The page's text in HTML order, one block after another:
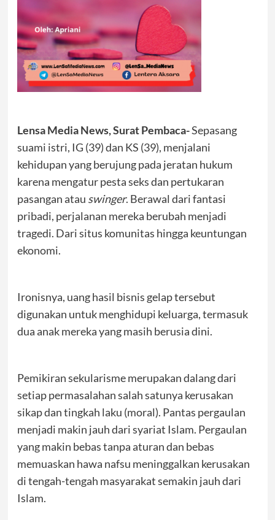
Lensa Media News, Surat Pembaca-Sepasang
suami istri, IG (39) dan KS (39), menjalani
kehidupan yang berujung pada jeratan hukum
karena mengatur pesta seks dan pertukaran
pasangan atau swinger. Berawal dari fantasi
pribadi, perjalanan mereka berubah menjadi
tragedi. Dari situs komunitas hingga keuntungan
ekonomi.
Ironisnya, uang hasil bisnis gelap tersebut
digunakan untuk menghidupi keluarga, termasuk
dua anak mereka yang masih berusia dini.
Pemikiran sekularisme merupakan dalang dari
setiap permasalahan salah satunya kerusakan
sikap dan tingkah laku (moral). Pantas pergaulan
menjadi makin jauh dari syariat Islam. Pergaulan
yang makin bebas tanpa aturan dan bebas
memuaskan hawa nafsu meninggalkan kerusakan
di tengah-tengah masyarakat semakin jauh dari
Islam.